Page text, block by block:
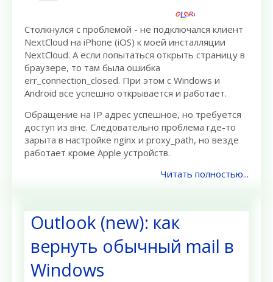
Столкнулся с проблемой - не подключался клиент
NextCloud на iPhone (iOS) к моей инсталляции
NextCloud. А если попытаться открыть страницу в
браузере, то там была ошибка
err_connection_closed. При этом с Windows и
Android все успешно открывается и работает.
Обращение на IP адрес успешное, но требуется
доступ из вне. Следовательно проблема где-то
зарыта в настройке nginx и proxy_path, но везде
работает кроме Apple устройств.
Читать полностью...
Outlook (new): как
вернуть обычный mail в
Windows